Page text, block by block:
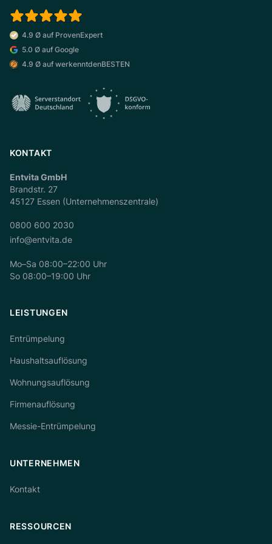
4.9 Ø auf ProvenExpert
5.0 Ø auf Google
4.9 Ø auf werkenntdenBESTEN
KONTAKT
Entvita GmbH
Brandstr. 27
45127 Essen (Unternehmenszentrale)
0800 600 2030
info@entvita.de
Mo–Sa 08:00–22:00 Uhr
So 08:00–19:00 Uhr
LEISTUNGEN
Entrümpelung
Haushaltsauflösung
Wohnungsauflösung
Firmenauflösung
Messie-Entrümpelung
UNTERNEHMEN
Kontakt
RESSOURCEN